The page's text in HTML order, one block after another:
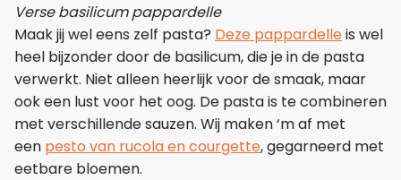
Verse basilicum pappardelle
Maak jij wel eens zelf pasta? Deze pappardelleis wel
heel bijzonder door de basilicum, die je in de pasta
verwerkt. Niet alleen heerlijk voor de smaak, maar
ook een lust voor het oog. De pasta is te combineren
met verschillende sauzen. Wij maken ‘m af met
een pesto van rucola en courgette, gegarneerd met
eetbare bloemen.